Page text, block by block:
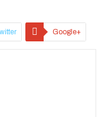
Google+